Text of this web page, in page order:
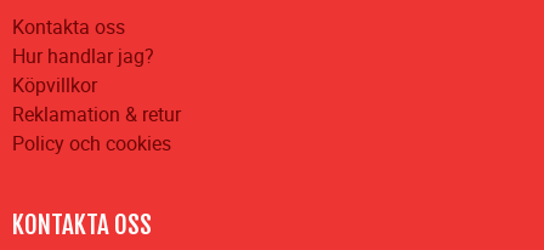
Kontakta oss
Hur handlar jag?
Köpvillkor
Reklamation & retur
Policy och cookies
KONTAKTA OSS